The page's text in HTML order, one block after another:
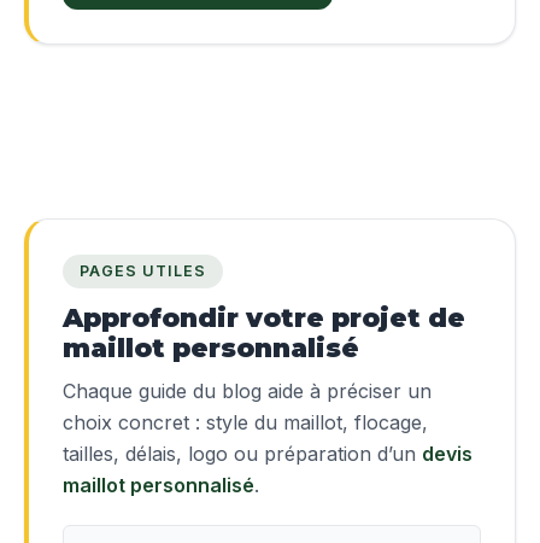
PAGES UTILES
Approfondir votre projet de
maillot personnalisé
Chaque guide du blog aide à préciser un
choix concret : style du maillot, flocage,
tailles, délais, logo ou préparation d’un devis
maillot personnalisé.